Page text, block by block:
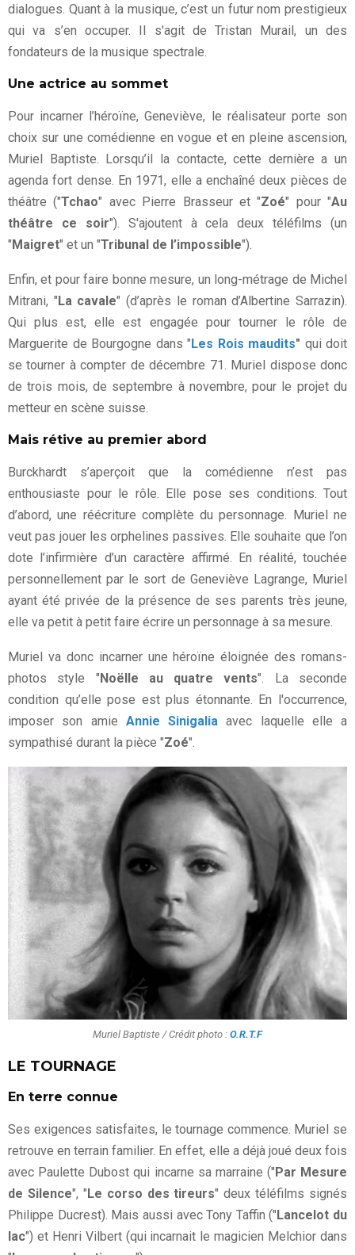
dialogues. Quant à la musique, c’est un futur nom prestigieux
qui va s’en occuper. Il s'agit de Tristan Murail, un des
fondateurs de la musique spectrale.
Une actrice au sommet
Pour incarner l’héroïne, Geneviève, le réalisateur porte son
choix sur une comédienne en vogue et en pleine ascension,
Muriel Baptiste. Lorsqu’il la contacte, cette dernière a un
agenda fort dense. En 1971, elle a enchaîné deux pièces de
théâtre ("Tchao" avec Pierre Brasseur et "Zoé" pour "Au
théâtre ce soir"). S'ajoutent à cela deux téléfilms (un
"Maigret" et un "Tribunal de l’impossible").
Enfin, et pour faire bonne mesure, un long-métrage de Michel
Mitrani, "La cavale" (d’après le roman d’Albertine Sarrazin).
Qui plus est, elle est engagée pour tourner le rôle de
Marguerite de Bourgogne dans "Les Rois maudits" qui doit
se tourner à compter de décembre 71. Muriel dispose donc
de trois mois, de septembre à novembre, pour le projet du
metteur en scène suisse.
Mais rétive au premier abord
Burckhardt s’aperçoit que la comédienne n’est pas
enthousiaste pour le rôle. Elle pose ses conditions. Tout
d’abord, une réécriture complète du personnage. Muriel ne
veut pas jouer les orphelines passives. Elle souhaite que l’on
dote l’infirmière d’un caractère affirmé. En réalité, touchée
personnellement par le sort de Geneviève Lagrange, Muriel
ayant été privée de la présence de ses parents très jeune,
elle va petit à petit faire écrire un personnage à sa mesure.
Muriel va donc incarner une héroïne éloignée des romans-
photos style "Noëlle au quatre vents". La seconde
condition qu’elle pose est plus étonnante. En l'occurrence,
imposer son amie Annie Sinigalia avec laquelle elle a
sympathisé durant la pièce "Zoé".
Muriel Baptiste / Crédit photo : O.R.T.F
LE TOURNAGE
En terre connue
Ses exigences satisfaites, le tournage commence. Muriel se
retrouve en terrain familier. En effet, elle a déjà joué deux fois
avec Paulette Dubost qui incarne sa marraine ("Par Mesure
de Silence", "Le corso des tireurs" deux téléfilms signés
Philippe Ducrest). Mais aussi avec Tony Taffin ("Lancelot du
lac") et Henri Vilbert (qui incarnait le magicien Melchior dans